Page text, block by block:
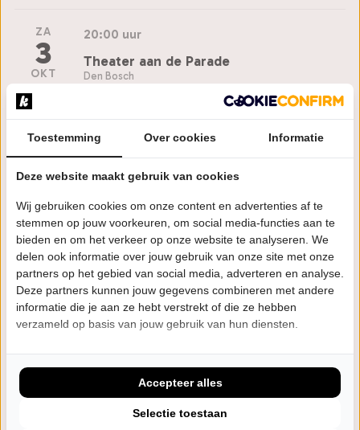
ZA
3
OKT
20:00 uur
Theater aan de Parade
Den Bosch
Bestel tickets
14
OKT
20:15 uur
Heerenveen
Bestel tickets
15
20:00 uur
Theater De Oranjerie
Bestel tickets
Toestemming Over cookies Informatie
Deze website maakt gebruik van cookies
Wij gebruiken cookies om onze content en advertenties af te
stemmen op jouw voorkeuren, om social media-functies aan te
bieden en om het verkeer op onze website te analyseren. We
delen ook informatie over jouw gebruik van onze site met onze
partners op het gebied van social media, adverteren en analyse.
Deze partners kunnen jouw gegevens combineren met andere
informatie die je aan ze hebt verstrekt of die ze hebben
verzameld op basis van jouw gebruik van hun diensten.
Selectie toestaan
Accepteer alles